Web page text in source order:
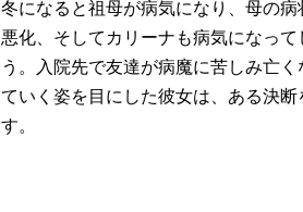
冬になると祖母が病気になり、母の病
悪化、そしてカリーナも病気になって
う。入院先で友達が病魔に苦しみ亡く
ていく姿を目にした彼女は、ある決断
す。